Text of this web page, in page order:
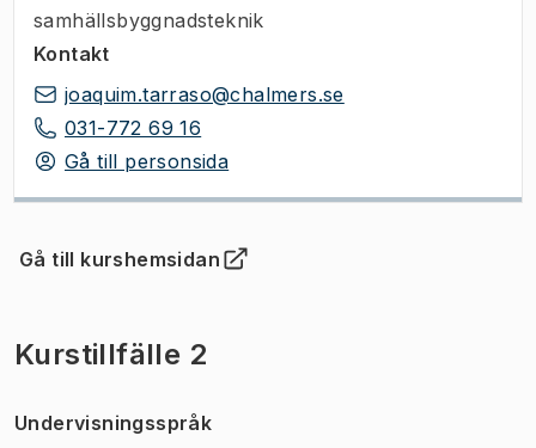
samhällsbyggnadsteknik
Kontakt
joaquim.tarraso@chalmers.se
031-772 69 16
Gå till personsida
Gå till kurshemsidan
(Öppnas i ny flik)
Kurstillfälle 2
Undervisningsspråk